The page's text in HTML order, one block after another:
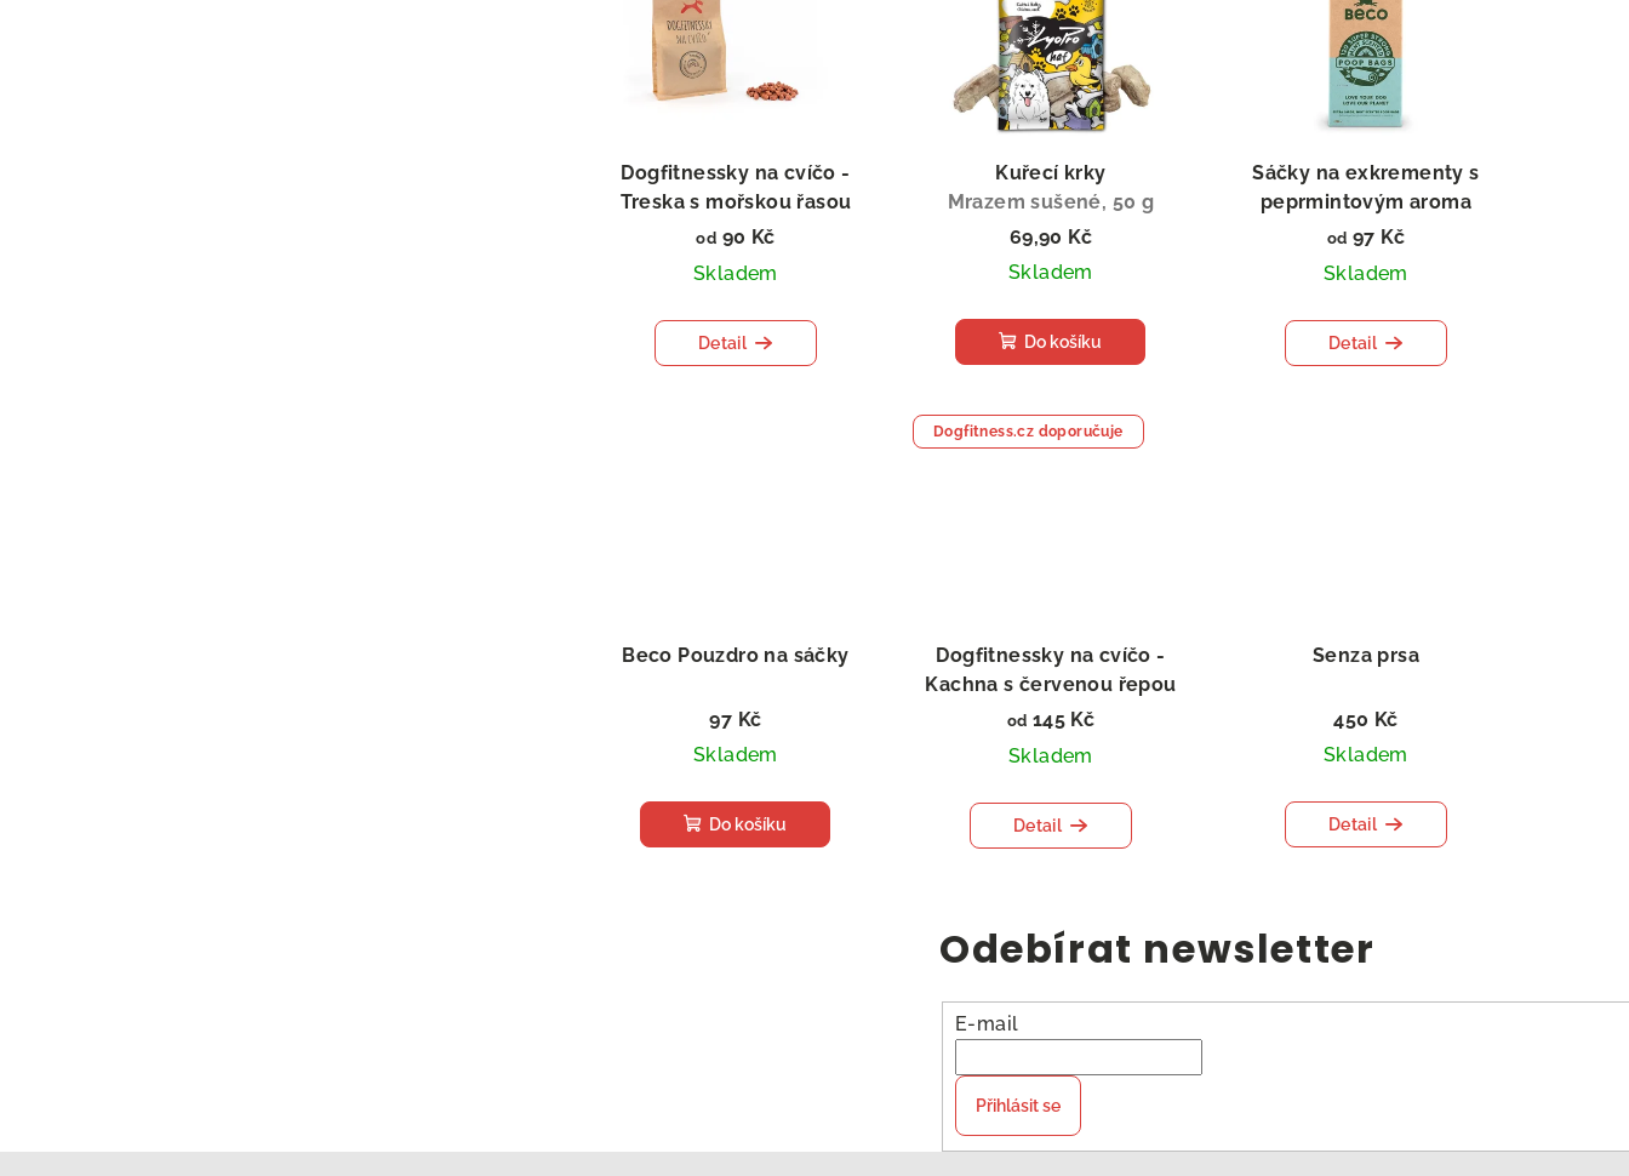
Dogfitnessky na cvíčo -
Treska s mořskou řasou
od 90 Kč
Skladem
Detail
Kuřecí krky
Mrazem sušené, 50 g
69,90 Kč
Skladem
Do košíku
Sáčky na exkrementy s
peprmintovým aroma
od 97 Kč
Skladem
Detail
Beco Pouzdro na sáčky
97 Kč
Skladem
Do košíku
Dogfitness.cz doporučuje
Dogfitnessky na cvíčo -
Kachna s červenou řepou
od 145 Kč
Skladem
Detail
Senza prsa
450 Kč
Skladem
Detail
Odebírat newsletter
E-mail
Přihlásit se